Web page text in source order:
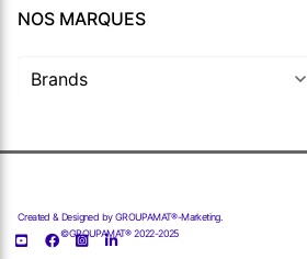
NOS MARQUES
Created & Designed by GROUPAMAT®-Marketing.
©GROUPAMAT® 2022-2025